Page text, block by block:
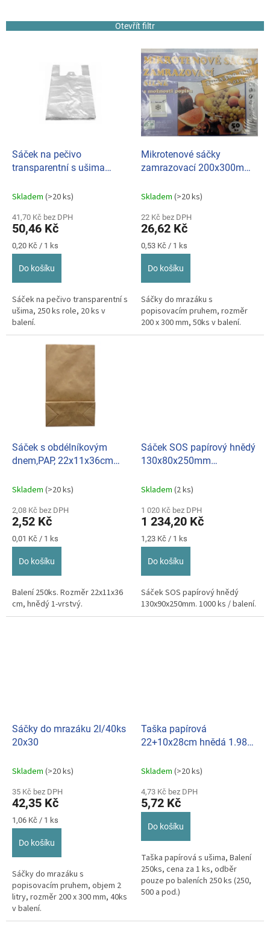
p
Otevřít filtr
Sáček na pečivo
transparentní s ušima
Skladem (>20 ks)
41,70 Kč bez DPH
50,46 Kč
Měrná
cena:
0,20 Kč / 1 ks
Do košíku
Sáček na pečivo transparentní s
ušima, 250 ks role, 20 ks v
balení.
Mikrotenové sáčky
zamrazovací 200x300mm
Skladem (>20 ks)
22 Kč bez DPH
26,62 Kč
Měrná
cena:
0,53 Kč / 1 ks
Do košíku
Sáčky do mrazáku s
popisovacím pruhem, rozměr
200 x 300 mm, 50ks v balení.
Sáček s obdélníkovým
dnem,PAP, 22x11x36cm
(250ks/bal.)
Skladem (>20 ks)
2,08 Kč bez DPH
2,52 Kč
Měrná
cena:
0,01 Kč / 1 ks
Do košíku
Balení 250ks. Rozměr 22x11x36
cm, hnědý 1-vrstvý.
Sáček SOS papírový hnědý
130x80x250mm
Skladem (2 ks)
1 020 Kč bez DPH
1 234,20 Kč
Měrná
cena:
1,23 Kč / 1 ks
Do košíku
Sáček SOS papírový hnědý
130x90x250mm. 1000 ks / balení.
Sáčky do mrazáku 2l/40ks
20x30
Skladem (>20 ks)
35 Kč bez DPH
42,35 Kč
Měrná
cena:
1,06 Kč / 1 ks
Do košíku
Sáčky do mrazáku s
popisovacím pruhem, objem 2
litry, rozměr 200 x 300 mm, 40ks
v balení.
Taška papírová
22+10x28cm hnědá 1.9801
Skladem (>20 ks)
4,73 Kč bez DPH
5,72 Kč
Do košíku
Taška papírová s ušima, Balení
250ks, cena za 1 ks, odběr
pouze po baleních 250 ks (250,
500 a pod.)